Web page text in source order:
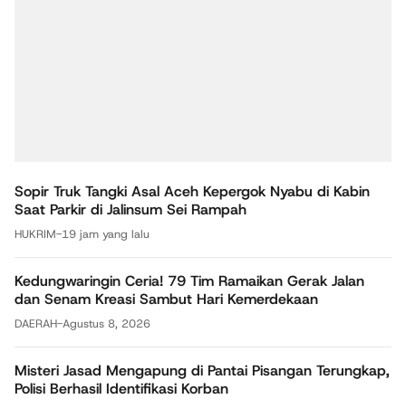
Sopir Truk Tangki Asal Aceh Kepergok Nyabu di Kabin
Saat Parkir di Jalinsum Sei Rampah
HUKRIM-19 jam yang lalu
Kedungwaringin Ceria! 79 Tim Ramaikan Gerak Jalan
dan Senam Kreasi Sambut Hari Kemerdekaan
DAERAH-Agustus 8, 2026
Misteri Jasad Mengapung di Pantai Pisangan Terungkap,
Polisi Berhasil Identifikasi Korban